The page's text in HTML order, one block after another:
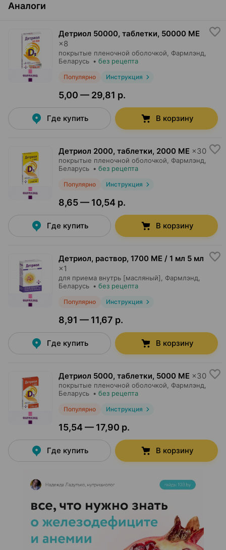
Аналоги
Детриол 50000, таблетки, 50000 МЕ
×8
покрытые пленочной оболочкой, Фармлэнд
Беларусь • без рецепта
Популярно Инструкция
5,00 — 29,81 р.
Где купить В корзину
Детриол 2000, таблетки, 2000 МЕ ×30
покрытые пленочной оболочкой, Фармлэнд
Беларусь • без рецепта
Популярно Инструкция
8,65 — 10,54 р.
Где купить В корзину
Детриол, раствор, 1700 МЕ / 1 мл 5 мл
×1
для приема внутрь [масляный], Фармлэнд
Беларусь • без рецепта
Популярно Инструкция
8,91 — 11,67 р.
Где купить В корзину
Детриол 5000, таблетки, 5000 МЕ ×30
покрытые пленочной оболочкой, Фармлэнд
Беларусь • без рецепта
Популярно Инструкция
15,54 — 17,90 р.
Где купить В корзину